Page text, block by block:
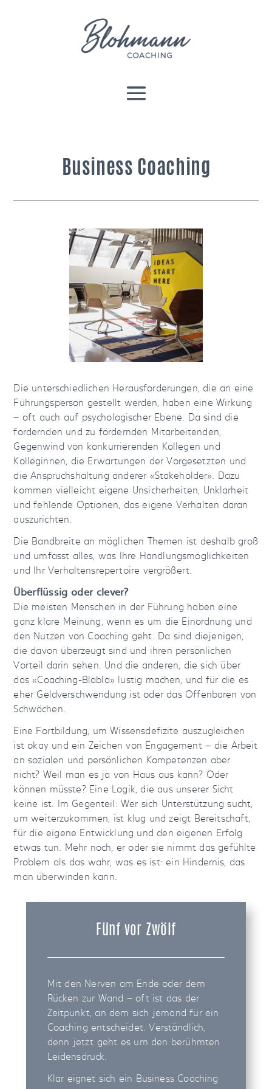
Business Coaching
Die unterschiedlichen Herausforderungen, die an eine
Führungsperson gestellt werden, haben eine Wirkung
— oft auch auf psychologischer Ebene. Da sind die
fordernden und zu fördernden Mitarbeitenden,
Gegenwind von konkurrierenden Kollegen und
Kolleginnen, die Erwartungen der Vorgesetzten und
die Anspruchshaltung anderer «Stakeholder». Dazu
kommen vielleicht eigene Unsicherheiten, Unklarheit
und fehlende Optionen, das eigene Verhalten daran
auszurichten.
Die Bandbreite an möglichen Themen ist deshalb groß
und umfasst alles, was Ihre Handlungsmöglichkeiten
und Ihr Verhaltensrepertoire vergrößert.
Überflüssig oder clever?
Die meisten Menschen in der Führung haben eine
ganz klare Meinung, wenn es um die Einordnung und
den Nutzen von Coaching geht. Da sind diejenigen,
die davon überzeugt sind und ihren persönlichen
Vorteil darin sehen. Und die anderen, die sich über
das «Coaching-Blabla» lustig machen, und für die es
eher Geldverschwendung ist oder das Offenbaren von
Schwächen.
Eine Fortbildung, um Wissensdefizite auszugleichen
ist okay und ein Zeichen von Engagement — die Arbeit
an sozialen und persönlichen Kompetenzen aber
nicht? Weil man es ja von Haus aus kann? Oder
können müsste? Eine Logik, die aus unserer Sicht
keine ist. Im Gegenteil: Wer sich Unterstützung sucht,
um weiterzukommen, ist klug und zeigt Bereitschaft,
für die eigene Entwicklung und den eigenen Erfolg
etwas tun. Mehr noch, er oder sie nimmt das gefühlte
Problem als das wahr, was es ist: ein Hindernis, das
man überwinden kann.
Fünf vor Zwölf
Mit den Nerven am Ende oder dem
Rücken zur Wand — oft ist das der
Zeitpunkt, an dem sich jemand für ein
Coaching entscheidet. Verständlich,
denn jetzt geht es um den berühmten
Leidensdruck.
Klar eignet sich ein Business Coaching